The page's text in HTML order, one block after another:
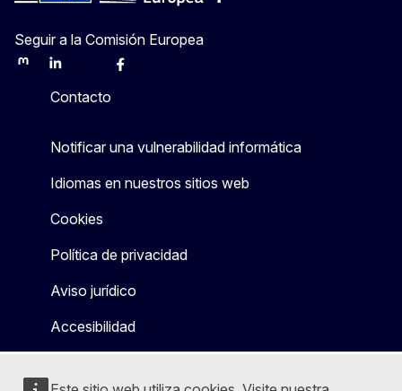
Seguir a la Comisión Europea
MastodonLinkedInBlueskyFacebook
Contacto
Notificar una vulnerabilidad informática
Idiomas en nuestros sitios web
Cookies
Política de privacidad
Aviso jurídico
Accesibilidad